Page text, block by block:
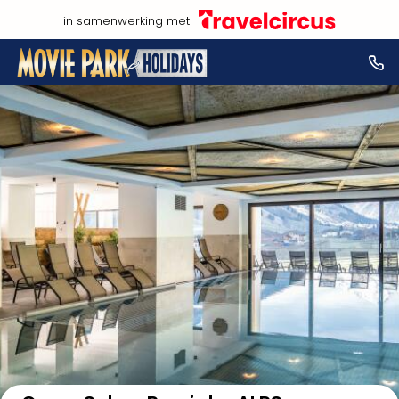
in samenwerking met
Bekijk op kaart